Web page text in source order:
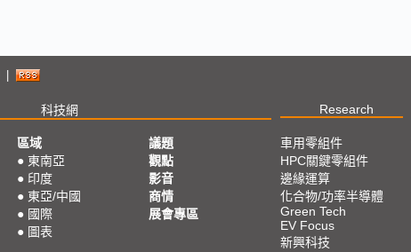
科技網 Research
區域
● 東南亞
● 印度
● 東亞/中國
● 國際
● 圖表
議題
觀點
影音
商情
展會專區
車用零組件
HPC關鍵零組件
邊緣運算
化合物/功率半導體
Green Tech
EV Focus
新興科技